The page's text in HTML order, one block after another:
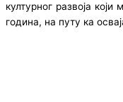
културног развоја
година, на путу ка